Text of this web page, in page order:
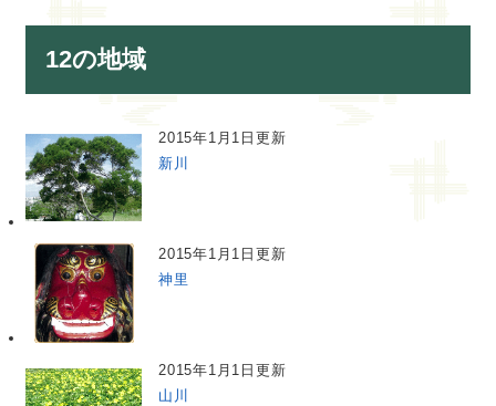
12の地域
2015年1月1日更新
新川
2015年1月1日更新
神里
2015年1月1日更新
山川